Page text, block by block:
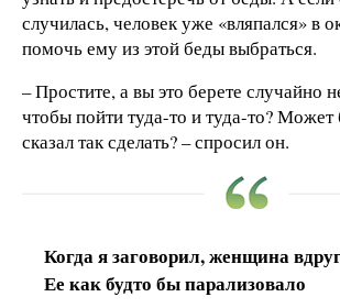
случилась, человек уже «вляпался» в
помочь ему из этой беды выбраться.
– Простите, а вы это берете случайно
чтобы пойти туда-то и туда-то? Может
сказал так сделать? – спросил он.
Когда я заговорил, женщина
Ее как будто бы парализовало